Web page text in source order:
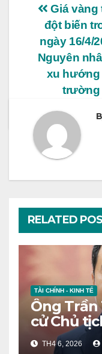
Điều
hướng
bài
viết
Giá vàng
đột biến
ngày 16/4/
Nguyên
xu hướng
trường
RELATED
TÀI CHÍNH - KINH TẾ
Ông Trần
cử Chủ
kỳ mới
TH4 6, 2026